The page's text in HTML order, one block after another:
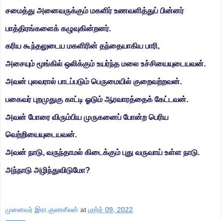
சமைத்து அனைவருக்கும் மகளிர் உணவளித்துப் பின்னர்
பாத்திரங்களைக் கழுவுகின்றனர்.
கரிய கூந்தலுடைய மகளிரின் தந்தையாகிய பாரி,
அசையும் மூங்கில் ஒலிக்கும் உயர்ந்த மலை உச்சியையுடையவன்.
அவன் புலவரால் பாடப்படும் பெருமையில் குறைவற்றவன்.
பகைவர் புறமுதுகு காட்டி ஓடும் ஆரவாரத்தைக் கேட்டவன்.
அவன் போரை விரும்பிய முருகனைப் போன்ற பெரிய
வெற்றியையுடையவன்.
அவன் நாடு, வருந்தாமல் கிடைக்கும் புது வருவாய் உள்ள நாடு.
அந்நாடு அழிந்துவிடுமோ?
முனைவர் இரா.குணசீலன் at மார்ச் 09, 2022